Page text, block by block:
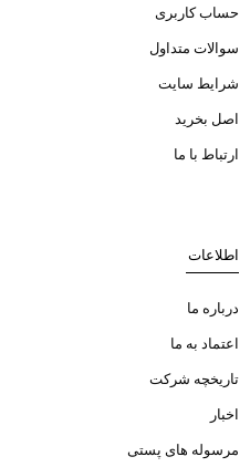
حساب کاربری
سوالات متداول
شرایط سایت
اصل بخرید
ارتباط با ما
اطلاعات
درباره ما
اعتماد به ما
تاریخچه شرکت
اخبار
مرسوله های پستی